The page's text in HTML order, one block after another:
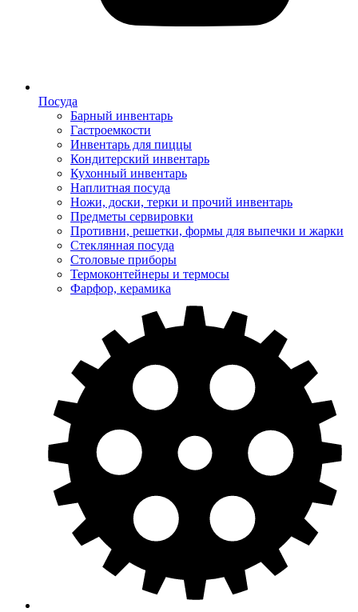
Посуда
Барный инвентарь
Гастроемкости
Инвентарь для пиццы
Кондитерский инвентарь
Кухонный инвентарь
Наплитная посуда
Ножи, доски, терки и прочий инвентарь
Предметы сервировки
Противни, решетки, формы для выпечки и жарки
Стеклянная посуда
Столовые приборы
Термоконтейнеры и термосы
Фарфор, керамика